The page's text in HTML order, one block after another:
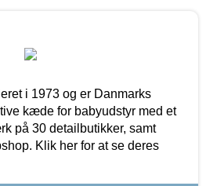
i 1973 og er Danmarks
kæde for babyudstyr med et
på 30 detailbutikker, samt
Klik her for at se deres